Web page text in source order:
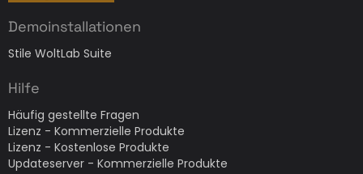
Demoinstallationen
Stile WoltLab Suite
Hilfe
Häufig gestellte Fragen
Lizenz - Kommerzielle Produkte
Lizenz - Kostenlose Produkte
Updateserver - Kommerzielle Produkte